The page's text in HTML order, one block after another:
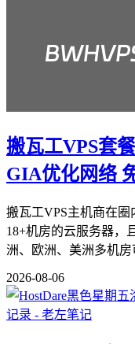
搬瓦工VPS套
GIA优化网络
搬瓦工VPS主机商在
18+机房的云服务器，
洲、欧洲、美洲多机房
2026-08-06